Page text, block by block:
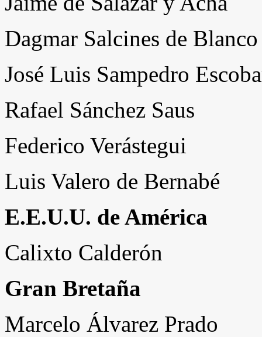
Dagmar Salcines de
José Luis Sampedro
Rafael Sánchez Saus
Federico Verástegui
Luis Valero de Bernabé
E.E.U.U. de América
Calixto Calderón
Gran Bretaña
Marcelo Álvarez Prado